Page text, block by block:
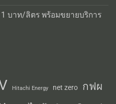
บาท/ลิตร พร้อมขยายบริการ
Hitachi Energy net zero กฟผ